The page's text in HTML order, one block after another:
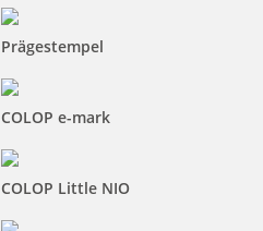
Prägestempel
COLOP e-mark
COLOP Little NIO